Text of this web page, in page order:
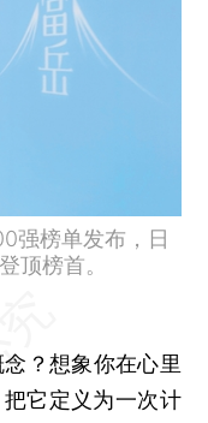
强榜单发布，日
顶榜首。
？想象你在心里
它定义为一次计